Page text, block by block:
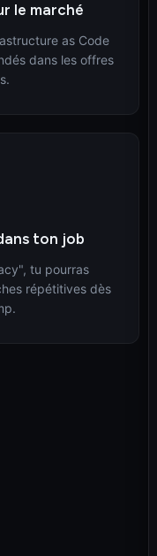
le marché
as Code
dans les offres
ton job
tu pourras
répétitives dès